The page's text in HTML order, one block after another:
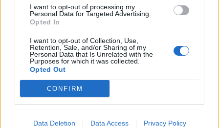
I want to opt-out of processing my
Personal Data for Targeted Advertising.
Opted In
I want to opt-out of Collection, Use,
Retention, Sale, and/or Sharing of my
Personal Data that Is Unrelated with the
Purposes for which it was collected.
Opted Out
CONFIRM
Data Deletion Data Access Privacy Policy
PARAPOLITIKA NEWSROOM
X